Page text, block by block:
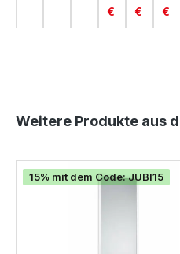
€
€
€
Produktgalerie
Weitere Produkte aus
15% mit dem Code: JUBI15